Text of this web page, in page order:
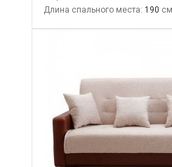
Длина спального места: 190